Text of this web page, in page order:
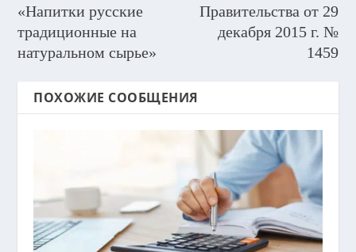
«Напитки русские
традиционные на
натуральном сырье»
Правительства от 29
декабря 2015 г. №
1459
ПОХОЖИЕ СООБЩЕНИЯ